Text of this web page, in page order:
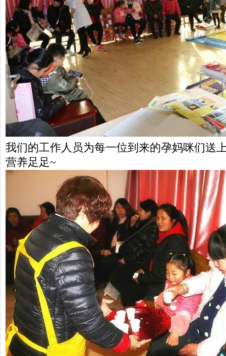
我们的工作人员为每一位到来的孕妈咪们送
营养足足~